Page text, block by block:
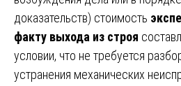
доказательств) стоимость
факту выхода из строя
условии, что не требуется
устранения механических